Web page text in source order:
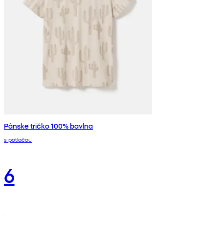
Pánske tričko 100% bavlna
s potlačou
6